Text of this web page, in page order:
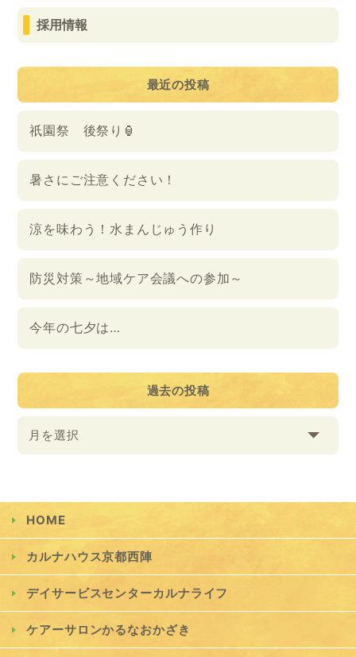
採用情報
最近の投稿
祇園祭 後祭り🏮
暑さにご注意ください！
涼を味わう！水まんじゅう作り
防災対策～地域ケア会議への参加～
今年の七夕は…
過去の投稿
月を選択
HOME
カルナハウス京都西陣
デイサービスセンターカルナライフ
ケアーサロンかるなおかざき